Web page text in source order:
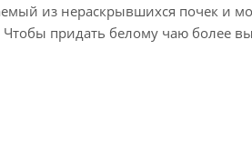
из нераскрывшихся почек и
придать белому чаю более